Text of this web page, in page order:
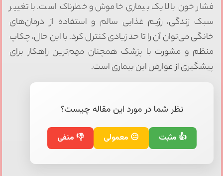
فشار خون بالا یک بیماری خاموش و خطرناک است. با تغییر
سبک زندگی، رژیم غذایی سالم و استفاده از درمان‌های
خانگی می‌توان آن را تا حد زیادی کنترل کرد. با این حال، چکاپ
منظم و مشورت با پزشک همچنان مهم‌ترین راهکار برای
پیشگیری از عوارض این بیماری است.
نظر شما در مورد این مقاله چیست؟
👍 مثبت 😐 معمولی 👎 منفی